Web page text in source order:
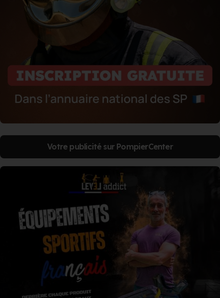
Votre publicité sur PompierCenter